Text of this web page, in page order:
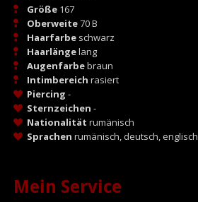
Größe167
Oberweite70 B
Haarfarbeschwarz
Haarlängelang
Augenfarbebraun
Intimbereich rasiert
Piercing -
Sternzeichen -
Nationalität rumänisch
Sprachen rumänisch, deutsch, englisch
Mein Service